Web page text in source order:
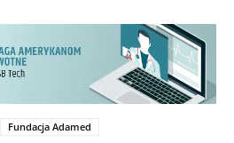
Fundacja Adamed